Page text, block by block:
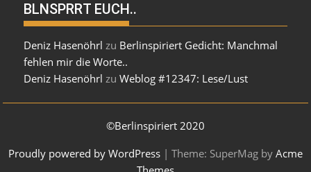
BLNSPRRT EUCH..
Deniz Hasenöhrl zu Berlinspiriert Gedicht: Manchmal
fehlen mir die Worte..
Deniz Hasenöhrl zuWeblog #12347: Lese/Lust
©Berlinspiriert 2020
Proudly powered by WordPress | Theme: SuperMag by Acme